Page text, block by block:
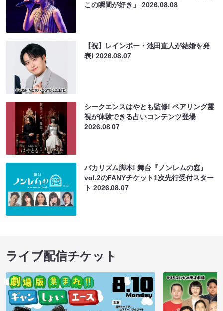
この瞬間が好き」2026.08.08
【祝】レインボー・池田直人が結婚を発
表!2026.08.07
シークエンスはやとも監修! ペアリング霊
視が体験できる占いコンテンツ登場
2026.08.07
バカリズム脚本! 舞台『ノンレムの窓』
vol.2のFANYチケット1次先行受付スター
ト2026.08.07
ライブ配信チケット